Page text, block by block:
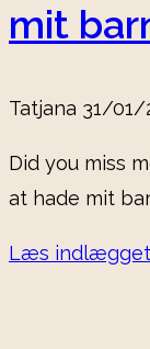
mit
Tatjana 31/01/
Did you miss
at hade mit
Læs